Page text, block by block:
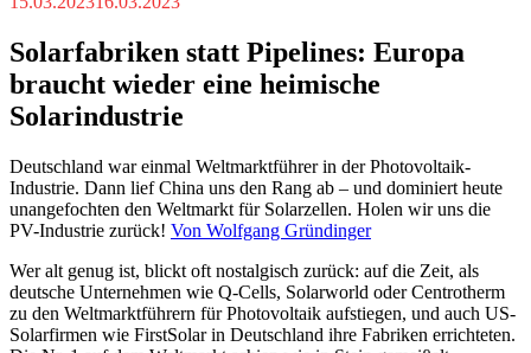
Solarfabriken statt Pipelines: Europa
braucht wieder eine heimische
Solarindustrie
Deutschland war einmal Weltmarktführer in der Photovoltaik-
Industrie. Dann lief China uns den Rang ab – und dominiert heute
unangefochten den Weltmarkt für Solarzellen. Holen wir uns die
PV-Industrie zurück! Von Wolfgang Gründinger
Wer alt genug ist, blickt oft nostalgisch zurück: auf die Zeit, als
deutsche Unternehmen wie Q-Cells, Solarworld oder Centrotherm
zu den Weltmarktführern für Photovoltaik aufstiegen, und auch US-
Solarfirmen wie FirstSolar in Deutschland ihre Fabriken errichteten.